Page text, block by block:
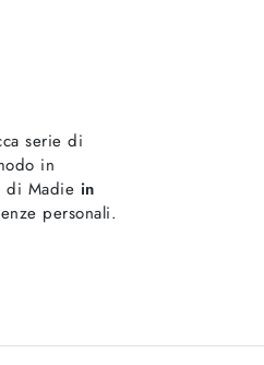
serie di
in
di Madie in
personali.